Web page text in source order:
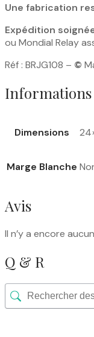
Une fabrication
Expédition
ou Mondial Relay
Réf : BRJG108 – ©
Dimensions
Marge Blanche
Avis
Il n’y a encore
Q & R